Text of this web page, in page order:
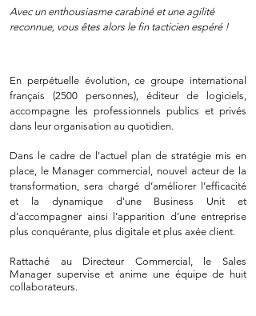
Avec un enthousiasme carabiné et une agilité
reconnue, vous êtes alors le fin tacticien espéré !
En perpétuelle évolution, ce groupe international
français (2500 personnes), éditeur de logiciels,
accompagne les professionnels publics et privés
dans leur organisation au quotidien.
Dans le cadre de l'actuel plan de stratégie mis en
place, le Manager commercial, nouvel acteur de la
transformation, sera chargé d’améliorer l’efficacité
et la dynamique d'une Business Unit et
d’accompagner ainsi l’apparition d’une entreprise
plus conquérante, plus digitale et plus axée client.
Rattaché au Directeur Commercial, le Sales
Manager supervise et anime une équipe de huit
collaborateurs.